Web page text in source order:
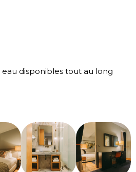
disponibles tout au long